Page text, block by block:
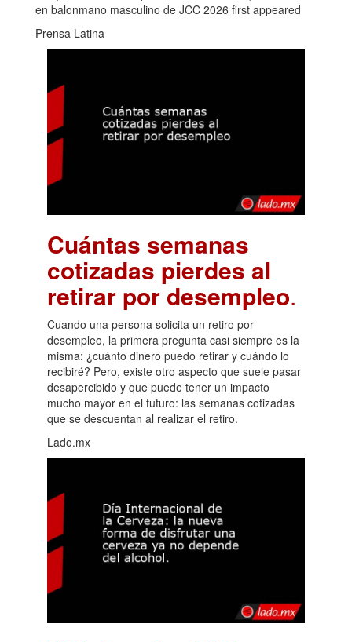
en balonmano masculino de JCC 2026 first appeared
Prensa Latina
Cuántas semanas
cotizadas pierdes al
retirar por desempleo.
Cuando una persona solicita un retiro por
desempleo, la primera pregunta casi siempre es la
misma: ¿cuánto dinero puedo retirar y cuándo lo
recibiré? Pero, existe otro aspecto que suele pasar
desapercibido y que puede tener un impacto
mucho mayor en el futuro: las semanas cotizadas
que se descuentan al realizar el retiro.
Lado.mx